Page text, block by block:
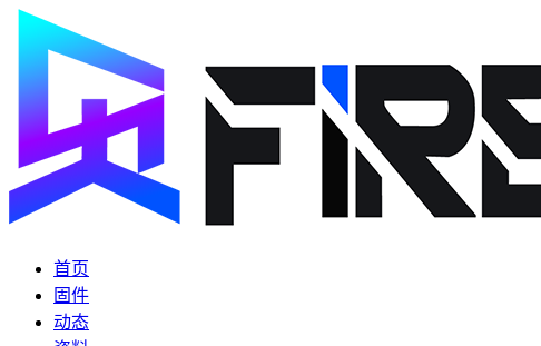
首页
固件
动态